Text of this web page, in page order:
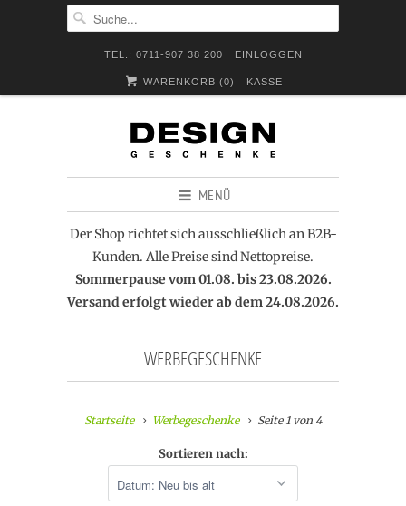
TEL.: 0711-907 38 200 EINLOGGEN
WARENKORB (0) KASSE
MENÜ
Der Shop richtet sich ausschließlich an B2B-
Kunden. Alle Preise sind Nettopreise.
Sommerpause vom 01.08. bis 23.08.2026.
Versand erfolgt wieder ab dem 24.08.2026.
WERBEGESCHENKE
Startseite Werbegeschenke Seite 1 von 4
Sortieren nach: